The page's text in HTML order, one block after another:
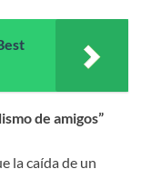
de amigos”
la caída de un